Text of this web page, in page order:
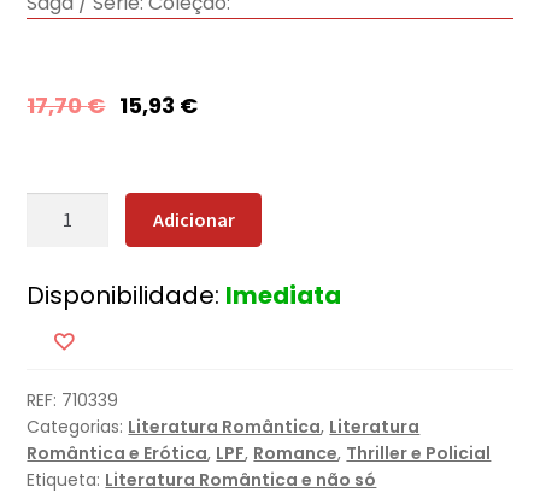
17,70€ 15,93 €
Quantidade
Mortal
Adicionar
Disponibilidade: Imediata
REF: 710339
Categorias: Literatura Romântica, Literatura
Romântica e Erótica, LPF, Romance, Thriller e Policial
Etiqueta: Literatura Romântica e não só